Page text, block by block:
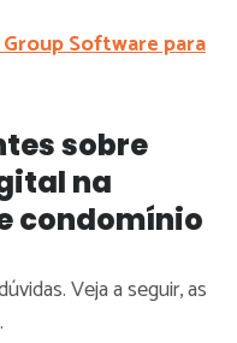
Software para
sobre
na
condomínio
Veja a seguir, as